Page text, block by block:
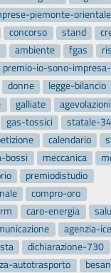
piemonte-orientale
concorso stand
ambiente fgas
premio-io-sono-
donne legge-bilancio
galliate agevolazioni
gas-tossici
statale-34
calendario
bossi meccanica
premiodistudio
compro-oro
caro-energia
agenzia-ice
dichiarazione-730
autotrasporto